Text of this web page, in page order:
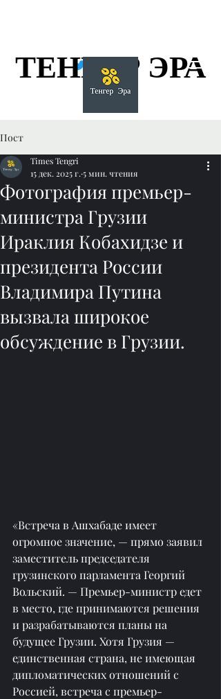
ТЕНГЕР ЭРА
ТЕНГЕР ЭРА
Пост
Фотография премьер-
министра Грузии
Ираклия Кобахидзе и
президента России
Владимира Путина
вызвала широкое
обсуждение в Грузии.
Times Tengri
15 дек. 2025 г. 5 мин. чтения
«Встреча в Ашхабаде имеет
огромное значение, — прямо заявил
заместитель председателя
грузинского парламента Георгий
Вольский. — Премьер-министр едет
в место, где принимаются решения
и разрабатываются планы на
будущее Грузии. Хотя Грузия —
единственная страна, не имеющая
дипломатических отношений с
Россией, встреча с премьер-